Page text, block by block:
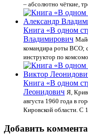
– абсолютно чёткие,
Книга «В одном
Владимирович
командира роты ВСО;
инструктор по
Книга «В одном
Леонидович Я,
августа 1960 года в
Кировской области.
Добавить